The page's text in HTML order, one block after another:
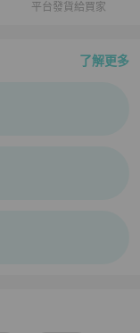
平台發貨給買家
了解更多
介紹